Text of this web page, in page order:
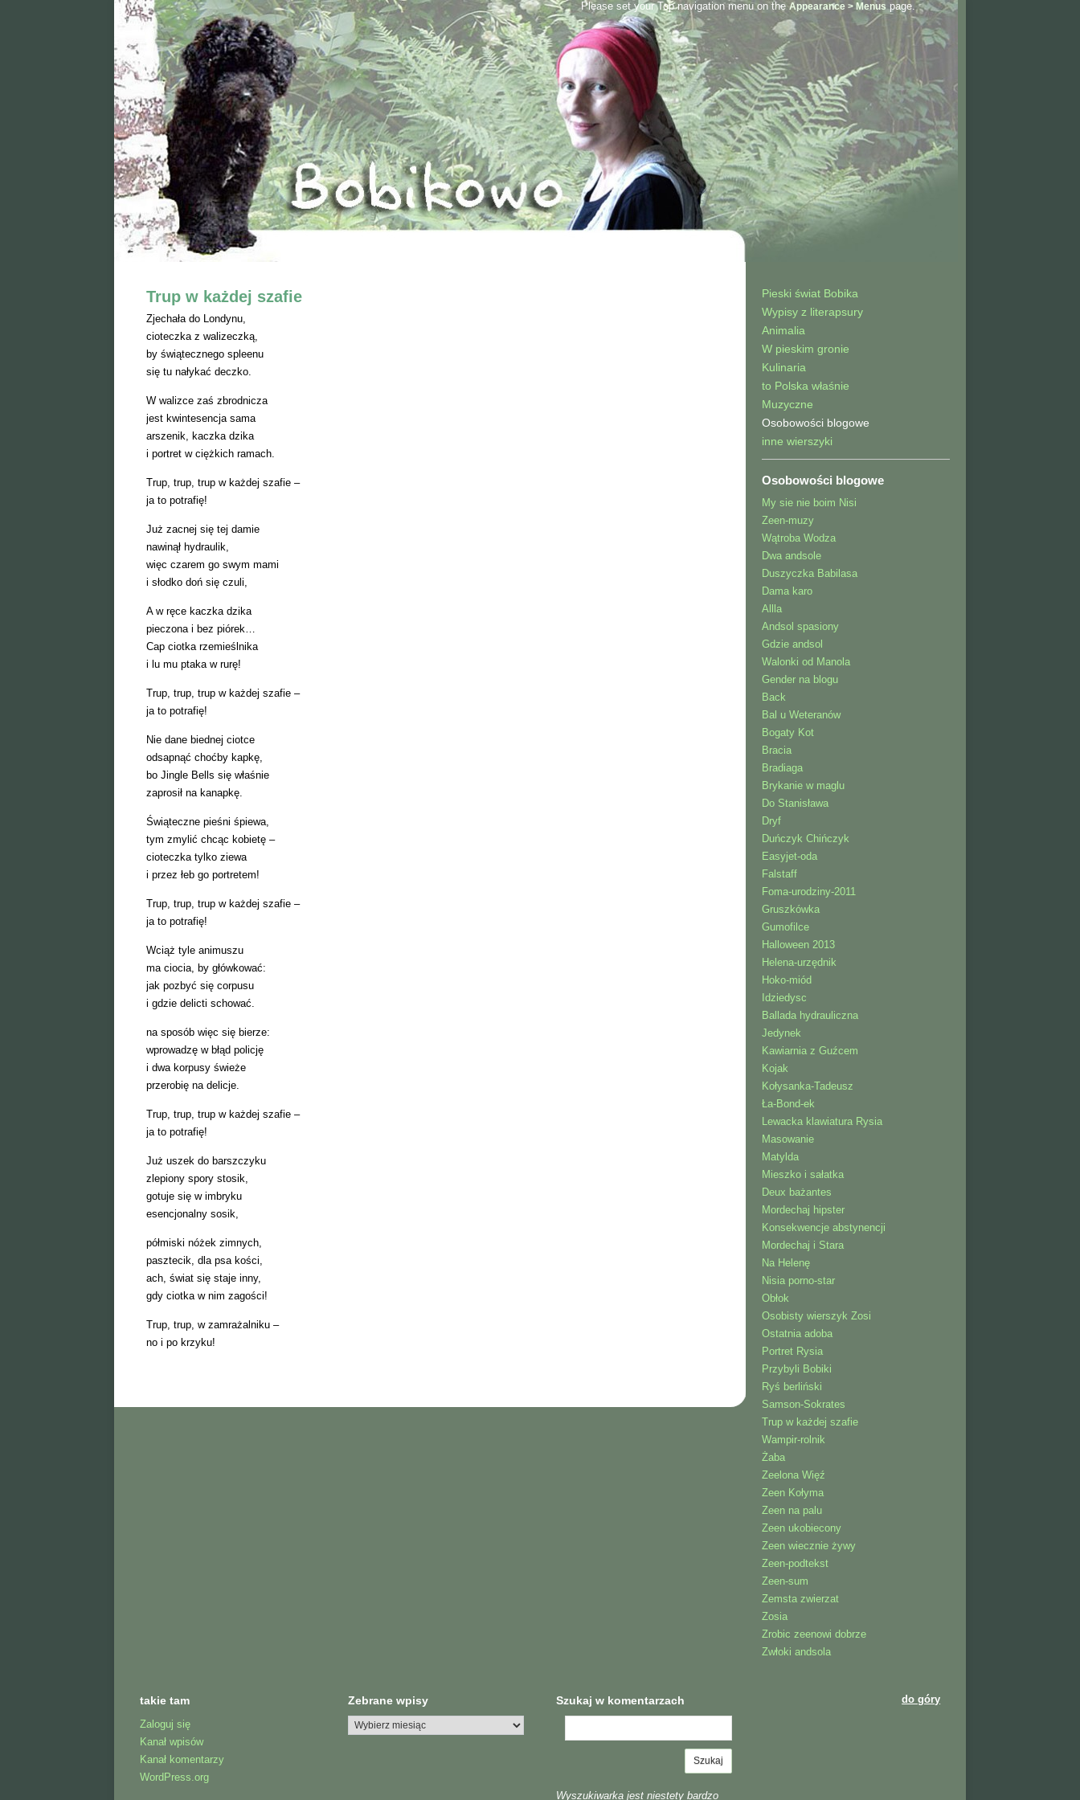
Please set your Top navigation menu on theAppearance > Menuspage.
Trup w każdej szafie
Zjechała do Londynu,
cioteczka z walizeczką,
by świątecznego spleenu
się tu nałykać deczko.
W walizce zaś zbrodnicza
jest kwintesencja sama
arszenik, kaczka dzika
i portret w ciężkich ramach.
Trup, trup, trup w każdej szafie –
ja to potrafię!
Już zacnej się tej damie
nawinął hydraulik,
więc czarem go swym mami
i słodko doń się czuli,
A w ręce kaczka dzika
pieczona i bez piórek…
Cap ciotka rzemieślnika
i lu mu ptaka w rurę!
Trup, trup, trup w każdej szafie –
ja to potrafię!
Nie dane biednej ciotce
odsapnąć choćby kapkę,
bo Jingle Bells się właśnie
zaprosił na kanapkę.
Świąteczne pieśni śpiewa,
tym zmylić chcąc kobietę –
cioteczka tylko ziewa
i przez łeb go portretem!
Trup, trup, trup w każdej szafie –
ja to potrafię!
Wciąż tyle animuszu
ma ciocia, by główkować:
jak pozbyć się corpusu
i gdzie delicti schować.
na sposób więc się bierze:
wprowadzę w błąd policję
i dwa korpusy świeże
przerobię na delicje.
Trup, trup, trup w każdej szafie –
ja to potrafię!
Już uszek do barszczyku
zlepiony spory stosik,
gotuje się w imbryku
esencjonalny sosik,
półmiski nóżek zimnych,
pasztecik, dla psa kości,
ach, świat się staje inny,
gdy ciotka w nim zagości!
Trup, trup, w zamrażalniku –
no i po krzyku!
Pieski świat Bobika
Wypisy z literapsury
Animalia
W pieskim gronie
Kulinaria
to Polska właśnie
Muzyczne
Osobowości blogowe
inne wierszyki
Osobowości blogowe
My sie nie boim Nisi
Zeen-muzy
Wątroba Wodza
Dwa andsole
Duszyczka Babilasa
Dama karo
Allla
Andsol spasiony
Gdzie andsol
Walonki od Manola
Gender na blogu
Back
Bal u Weteranów
Bogaty Kot
Bracia
Bradiaga
Brykanie w maglu
Do Stanisława
Dryf
Duńczyk Chińczyk
Easyjet-oda
Falstaff
Foma-urodziny-2011
Gruszkówka
Gumofilce
Halloween 2013
Helena-urzędnik
Hoko-miód
Idziedysc
Ballada hydrauliczna
Jedynek
Kawiarnia z Guźcem
Kojak
Kołysanka-Tadeusz
Ła-Bond-ek
Lewacka klawiatura Rysia
Masowanie
Matylda
Mieszko i sałatka
Deux bażantes
Mordechaj hipster
Konsekwencje abstynencji
Mordechaj i Stara
Na Helenę
Nisia porno-star
Obłok
Osobisty wierszyk Zosi
Ostatnia adoba
Portret Rysia
Przybyli Bobiki
Ryś berliński
Samson-Sokrates
Trup w każdej szafie
Wampir-rolnik
Żaba
Zeelona Więź
Zeen Kołyma
Zeen na palu
Zeen ukobiecony
Zeen wiecznie żywy
Zeen-podtekst
Zeen-sum
Zemsta zwierzat
Zosia
Zrobic zeenowi dobrze
Zwłoki andsola
takie tam
Zaloguj się
Kanał wpisów
Kanał komentarzy
WordPress.org
Zebrane wpisy Szukaj w komentarzach
Wyszukiwarka jest niestety bardzo
do góry